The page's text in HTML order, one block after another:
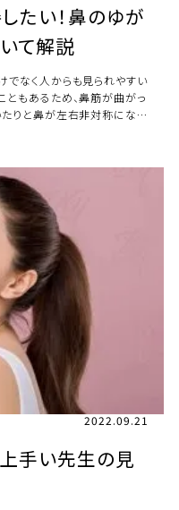
たい！鼻のゆが
て解説
なく人からも見られやすい
もあるため、鼻筋が曲がっ
りと鼻が左右非対称になっ
2022.09.21
手い先生の見